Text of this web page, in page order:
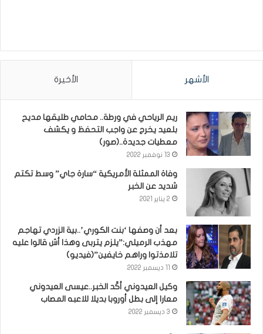
الأشهر الأخيرة
ريم الرياحي في ورطة.. محامي طليقها مديح
بلعيد يخرج عن واجب التحفظ و يكشف
معطيات جديدة..(صور)
13 نوفمبر 2022
وفاة الممثلة الأمريكية “سارة جاي” وسط تكتم
شديد عن الخبر
2 يناير 2021
بعد أن وصفها ‘بنت الكوري’..بية الزردي تهاجم
مهذب الرميلي:”يلزم يتربى وهذا أش قالوا عليه
تلامذتوا وراهم خايفين”(فيديو)
وكيل العيدوني أكّد الخبر..عيسى العيدوني
معارا إلى بطل أوروبا بديلا للاعبه المصاب
3 ديسمبر 2022